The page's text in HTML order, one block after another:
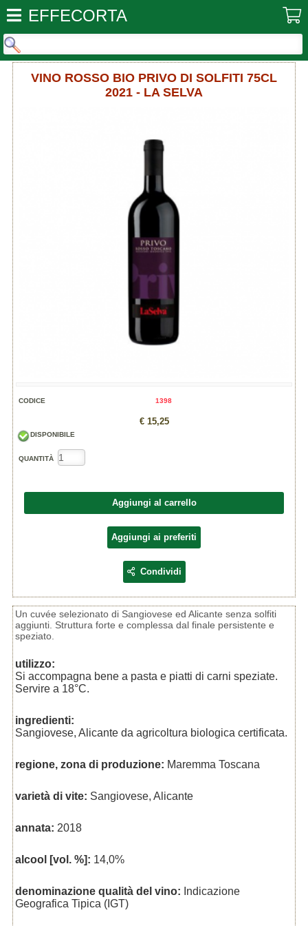
EFFECORTA
VINO ROSSO BIO PRIVO DI SOLFITI 75CL
2021 - LA SELVA
CODICE 1398
€ 15,25
DISPONIBILE
QUANTITÀ
Aggiungi al carrello
Aggiungi ai preferiti
Condividi
Un cuvée selezionato di Sangiovese ed Alicante senza solfiti
aggiunti. Struttura forte e complessa dal finale persistente e
speziato.
utilizzo:
Si accompagna bene a pasta e piatti di carni speziate.
Servire a 18°C.
ingredienti:
Sangiovese, Alicante da agricoltura biologica certificata.
regione, zona di produzione: Maremma Toscana
varietà di vite: Sangiovese, Alicante
annata: 2018
alcool [vol. %]: 14,0%
denominazione qualità del vino: Indicazione
Geografica Tipica (IGT)